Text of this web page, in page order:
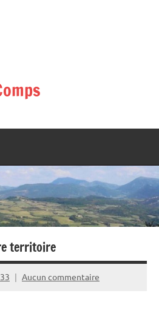
territoire
Aucun commentaire